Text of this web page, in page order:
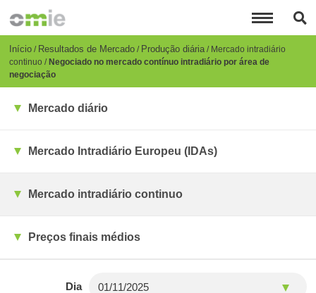
para
conteúdo
principal
Breadcrumb
Início Resultados de Mercado Produção diária Mercado intradiário
continuo Negociado no mercado contínuo intradiário por área de
negociação
Mercado diário
Mercado Intradiário Europeu (IDAs)
Mercado intradiário continuo
Preços finais médios
Dia